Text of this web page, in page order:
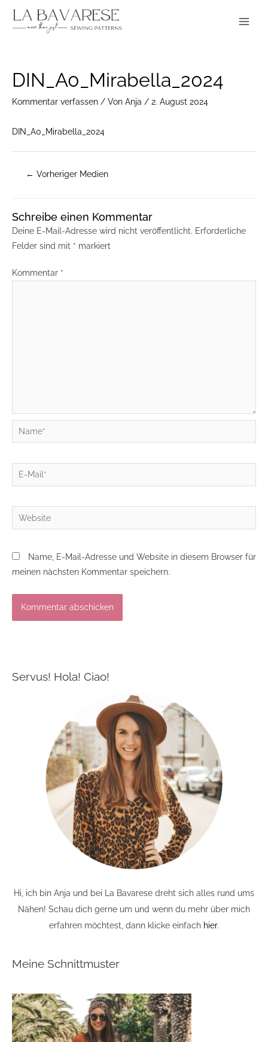
Inhalt
DIN_A0_Mirabella_2024
Kommentar verfassen / Von Anja / 2. August 2024
DIN_A0_Mirabella_2024
navigation
← Vorheriger Medien
Schreibe einen Kommentar
Deine E-Mail-Adresse wird nicht veröffentlicht. Erforderliche
Felder sind mit * markiert
Kommentar *
Name*
E-
Mail*
Website
Name, E-Mail-Adresse und Website in diesem Browser für
meinen nächsten Kommentar speichern.
Servus! Hola! Ciao!
Hi, ich bin Anja und bei La Bavarese dreht sich alles rund ums
Nähen! Schau dich gerne um und wenn du mehr über mich
erfahren möchtest, dann klicke einfach hier.
Meine Schnittmuster